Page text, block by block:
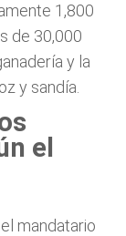
1,800
de 30,000
y la
y sandía.
el
mandatario